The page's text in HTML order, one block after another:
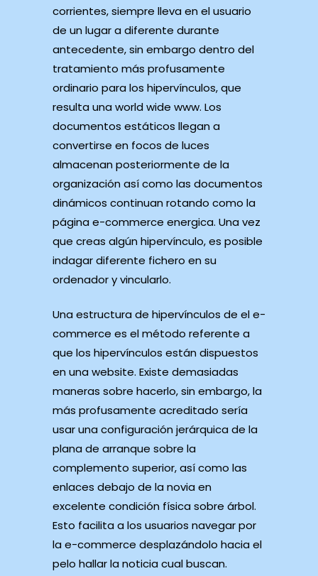
corrientes, siempre lleva en el usuario
de un lugar a diferente durante
antecedente, sin embargo dentro del
tratamiento más profusamente
ordinario para los hipervínculos, que
resulta una world wide www. Los
documentos estáticos llegan a
convertirse en focos de luces
almacenan posteriormente de la
organización así­ como las documentos
dinámicos continuan rotando como la
página e-commerce energica. Una vez
que creas algún hipervínculo, es posible
indagar diferente fichero en su
ordenador y vincularlo.
Una estructura de hipervínculos de el e-
commerce es el método referente a
que los hipervínculos están dispuestos
en una website. Existe demasiadas
maneras sobre hacerlo, sin embargo, la
más profusamente acreditado serí­a
usar una configuración jerárquica de la
plana de arranque sobre la
complemento superior, así­ como las
enlaces debajo de la novia en
excelente condición física sobre árbol.
Esto facilita a los usuarios navegar por
la e-commerce desplazándolo hacia el
pelo hallar la noticia cual buscan.